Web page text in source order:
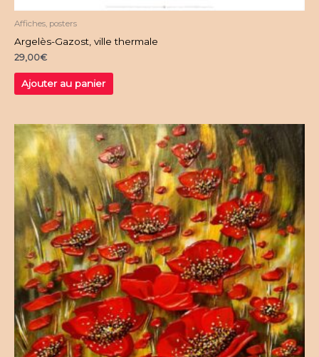
Affiches, posters
Argelès-Gazost, ville thermale
29,00€
Ajouter au panier